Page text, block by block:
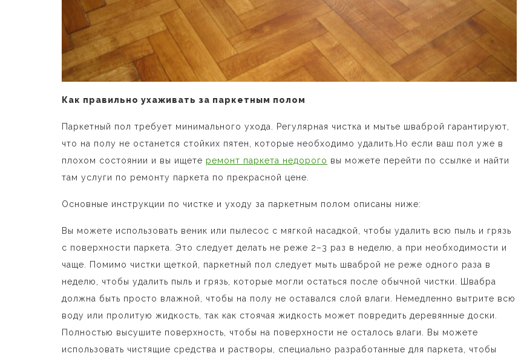
Как правильно ухаживать за паркетным полом
Паркетный пол требует минимального ухода. Регулярная чистка и мытье шваброй гарантируют,
что на полу не останется стойких пятен, которые необходимо удалить.Но если ваш пол уже в
плохом состоянии и вы ищете ремонт паркета недорого вы можете перейти по ссылке и найти
там услуги по ремонту паркета по прекрасной цене.
Основные инструкции по чистке и уходу за паркетным полом описаны ниже:
Вы можете использовать веник или пылесос с мягкой насадкой, чтобы удалить всю пыль и грязь
с поверхности паркета. Это следует делать не реже 2–3 раз в неделю, а при необходимости и
чаще. Помимо чистки щеткой, паркетный пол следует мыть шваброй не реже одного раза в
неделю, чтобы удалить пыль и грязь, которые могли остаться после обычной чистки. Швабра
должна быть просто влажной, чтобы на полу не оставался слой влаги. Немедленно вытрите всю
воду или пролитую жидкость, так как стоячая жидкость может повредить деревянные доски.
Полностью высушите поверхность, чтобы на поверхности не осталось влаги. Вы можете
использовать чистящие средства и растворы, специально разработанные для паркета, чтобы